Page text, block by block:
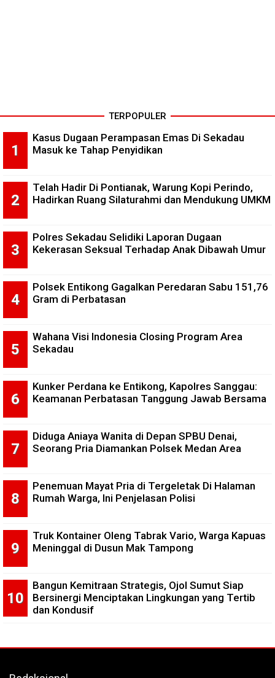
TERPOPULER
Kasus Dugaan Perampasan Emas Di Sekadau
Masuk ke Tahap Penyidikan
Telah Hadir Di Pontianak, Warung Kopi Perindo,
Hadirkan Ruang Silaturahmi dan Mendukung UMKM
Polres Sekadau Selidiki Laporan Dugaan
Kekerasan Seksual Terhadap Anak Dibawah Umur
Polsek Entikong Gagalkan Peredaran Sabu 151,76
Gram di Perbatasan
Wahana Visi Indonesia Closing Program Area
Sekadau
Kunker Perdana ke Entikong, Kapolres Sanggau:
Keamanan Perbatasan Tanggung Jawab Bersama
Diduga Aniaya Wanita di Depan SPBU Denai,
Seorang Pria Diamankan Polsek Medan Area
Penemuan Mayat Pria di Tergeletak Di Halaman
Rumah Warga, Ini Penjelasan Polisi
Truk Kontainer Oleng Tabrak Vario, Warga Kapuas
Meninggal di Dusun Mak Tampong
Bangun Kemitraan Strategis, Ojol Sumut Siap
Bersinergi Menciptakan Lingkungan yang Tertib
dan Kondusif